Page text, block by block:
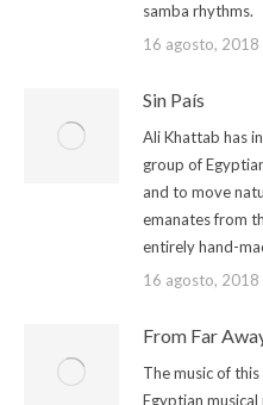
samba rhythms.
16 agosto, 2018
Sin País
Ali Khattab has
group of
and to move
emanates from
entirely hand-
16 agosto, 2018
From Far
The music of
Egyptian